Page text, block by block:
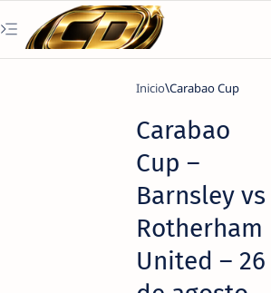
Inicio Carabao Cup
Carabao
Cup –
Barnsley vs
Rotherham
United – 26